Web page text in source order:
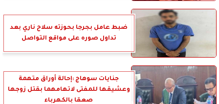
ضبط عامل بجرجا بحوزته سلاح ناري بعد
تداول صوره على مواقع التواصل
جنايات سوهاج :إحالة أوراق متهمة
وعشيقها للمفتى لاتهامهما بقتل زوجها
صعقا بالكهرباء